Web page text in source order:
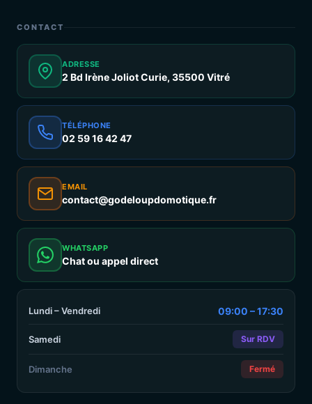
CONTACT
ADRESSE
2 Bd Irène Joliot Curie, 35500 Vitré
TÉLÉPHONE
02 59 16 42 47
EMAIL
contact@godeloupdomotique.fr
WHATSAPP
Chat ou appel direct
Lundi – Vendredi 09:00 – 17:30
Samedi Sur RDV
Dimanche Fermé